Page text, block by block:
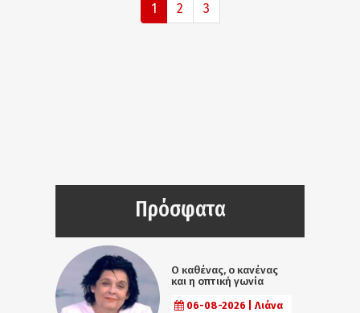
1 2 3
Πρόσφατα
Ο καθένας, ο κανένας
και η οπτική γωνία
06-08-2026 | Λιάνα